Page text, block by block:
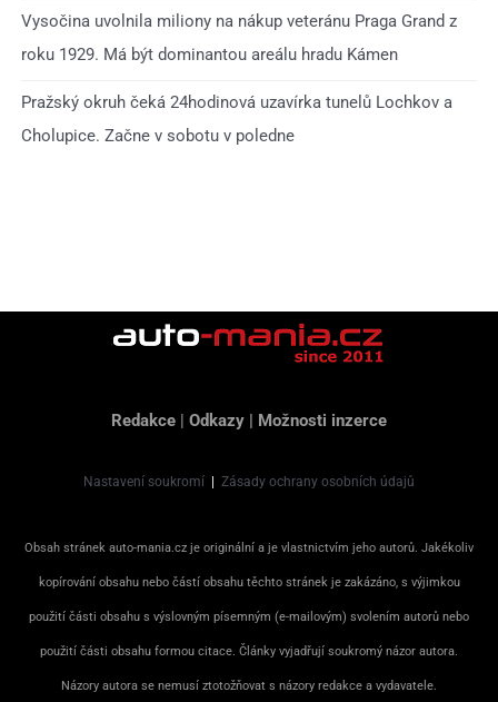
Vysočina uvolnila miliony na nákup veteránu Praga Grand z
roku 1929. Má být dominantou areálu hradu Kámen
Pražský okruh čeká 24hodinová uzavírka tunelů Lochkov a
Cholupice. Začne v sobotu v poledne
Redakce | Odkazy | Možnosti inzerce
Nastavení soukromí Zásady ochrany osobních údajů
Obsah stránek auto-mania.cz je originální a je vlastnictvím jeho autorů. Jakékoliv
kopírování obsahu nebo částí obsahu těchto stránek je zakázáno, s výjimkou
použití části obsahu s výslovným písemným (e-mailovým) svolením autorů nebo
použití části obsahu formou citace. Články vyjadřují soukromý názor autora.
Názory autora se nemusí ztotožňovat s názory redakce a vydavatele.